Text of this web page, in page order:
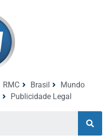
RMC Brasil
Mundo
Publicidade Legal